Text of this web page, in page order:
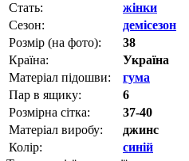
Стать:
жінки
Сезон:
демісезон
Розмір (на фото):
38
Країна:
Україна
Матеріал підошви:
гума
Пар в ящику:
6
Розмірна сітка:
37-40
Матеріал виробу:
джинс
Колір:
синій